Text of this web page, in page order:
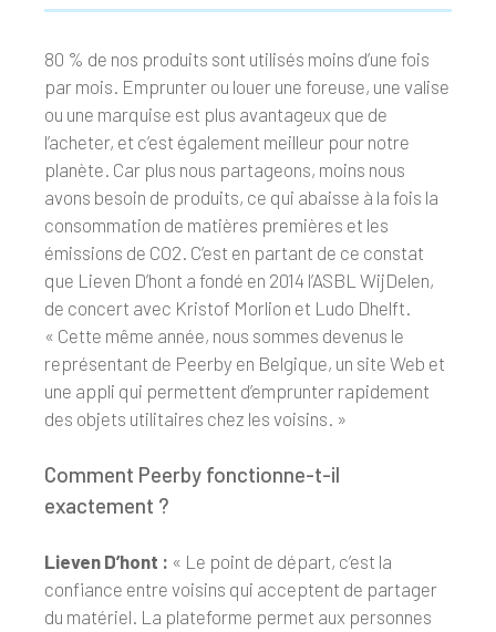
80 % de nos produits sont utilisés moins d’une fois
par mois. Emprunter ou louer une foreuse, une valise
ou une marquise est plus avantageux que de
l’acheter, et c’est également meilleur pour notre
planète. Car plus nous partageons, moins nous
avons besoin de produits, ce qui abaisse à la fois la
consommation de matières premières et les
émissions de CO2. C’est en partant de ce constat
que Lieven D’hont a fondé en 2014 l’ASBL WijDelen,
de concert avec Kristof Morlion et Ludo Dhelft.
« Cette même année, nous sommes devenus le
représentant de Peerby en Belgique, un site Web et
une appli qui permettent d’emprunter rapidement
des objets utilitaires chez les voisins. »
Comment Peerby fonctionne-t-il
exactement ?
Lieven D’hont : « Le point de départ, c’est la
confiance entre voisins qui acceptent de partager
du matériel. La plateforme permet aux personnes